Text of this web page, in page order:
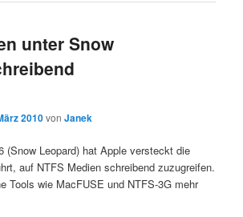
unter Snow
2010vonJanek
(Snow Leopard) hat Apple versteckt die
auf NTFS Medien schreibend zuzugreifen.
Tools wie MacFUSE und NTFS-3G mehr